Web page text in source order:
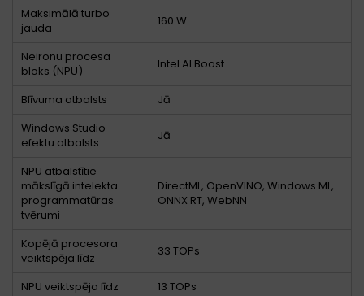
Maksimālā turbo
jauda
160 W
Neironu procesa
bloks (NPU)
Intel AI Boost
Blīvuma atbalsts
Jā
Windows Studio
efektu atbalsts
Jā
NPU atbalstītie
mākslīgā intelekta
programmatūras
tvērumi
DirectML, OpenVINO, Windows ML,
ONNX RT, WebNN
Kopējā procesora
veiktspēja līdz
33 TOPs
NPU veiktspēja līdz
13 TOPs